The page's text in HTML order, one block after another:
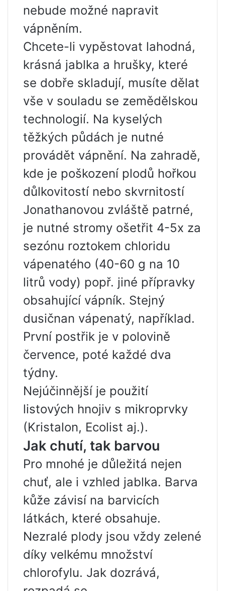
nebude možné napravit
vápněním.
Chcete-li vypěstovat lahodná,
krásná jablka a hrušky, které
se dobře skladují, musíte dělat
vše v souladu se zemědělskou
technologií. Na kyselých
těžkých půdách je nutné
provádět vápnění. Na zahradě,
kde je poškození plodů hořkou
důlkovitostí nebo skvrnitostí
Jonathanovou zvláště patrné,
je nutné stromy ošetřit 4-5x za
sezónu roztokem chloridu
vápenatého (40-60 g na 10
litrů vody) popř. jiné přípravky
obsahující vápník. Stejný
dusičnan vápenatý, například.
První postřik je v polovině
července, poté každé dva
týdny.
Nejúčinnější je použití
listových hnojiv s mikroprvky
(Kristalon, Ecolist aj.).
Jak chutí, tak barvou
Pro mnohé je důležitá nejen
chuť, ale i vzhled jablka. Barva
kůže závisí na barvicích
látkách, které obsahuje.
Nezralé plody jsou vždy zelené
díky velkému množství
chlorofylu. Jak dozrává,